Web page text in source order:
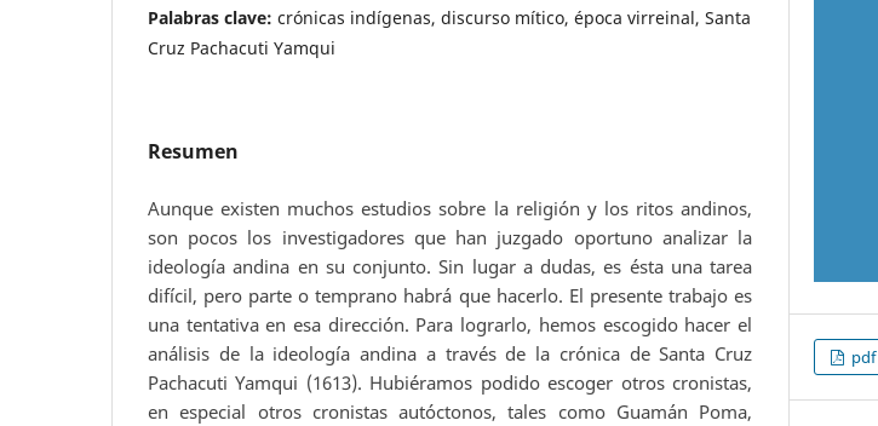
Palabras clave: crónicas indígenas, discurso mítico, época virreinal, Santa
Cruz Pachacuti Yamqui
Resumen
Aunque existen muchos estudios sobre la religión y los ritos andinos,
son pocos los investigadores que han juzgado oportuno analizar la
ideología andina en su conjunto. Sin lugar a dudas, es ésta una tarea
difícil, pero parte o temprano habrá que hacerlo. El presente trabajo es
una tentativa en esa dirección. Para lograrlo, hemos escogido hacer el
análisis de la ideología andina a través de la crónica de Santa Cruz
Pachacuti Yamqui (1613). Hubiéramos podido escoger otros cronistas,
en especial otros cronistas autóctonos, tales como Guamán Poma,
pdf